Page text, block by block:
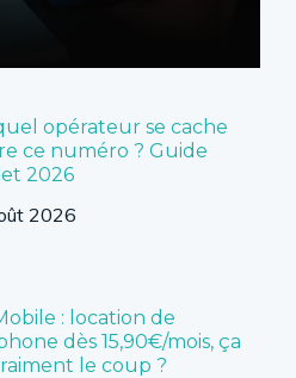
opérateur se cache
ce numéro ? Guide
2026
2026
: location de
dès 15,90€/mois, ça
le coup ?